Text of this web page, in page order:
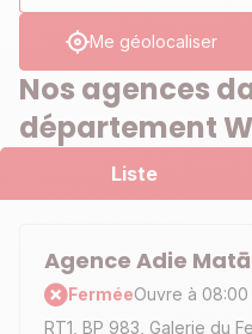
Me géolocaliser
Nos agences
département
Liste
Agence Adie
FerméeOuvre à 08:00
RT1, BP 983, Galerie du